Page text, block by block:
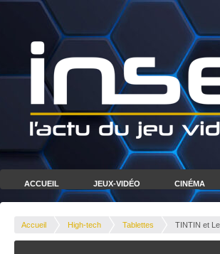
ACCUEIL JEUX-VIDÉO CINÉMA
Accueil High-tech Tablettes TINTIN et